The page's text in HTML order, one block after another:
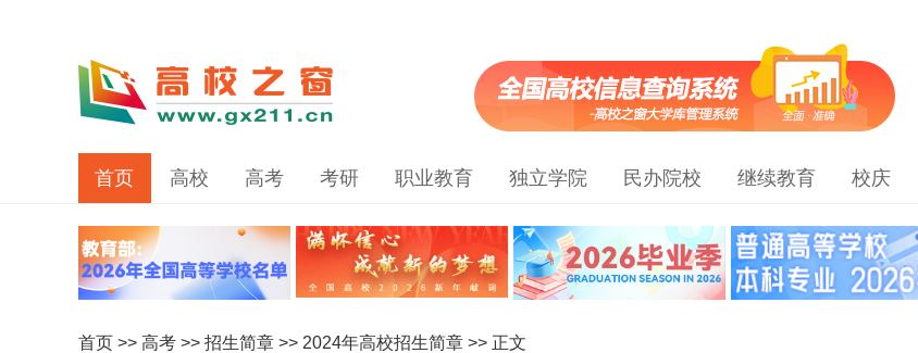
首页 高校 高考 考研 职业教育 独立学院 民办院校 继续教育 校庆
首页 >> 高考 >> 招生简章 >> 2024年高校招生简章 >> 正文